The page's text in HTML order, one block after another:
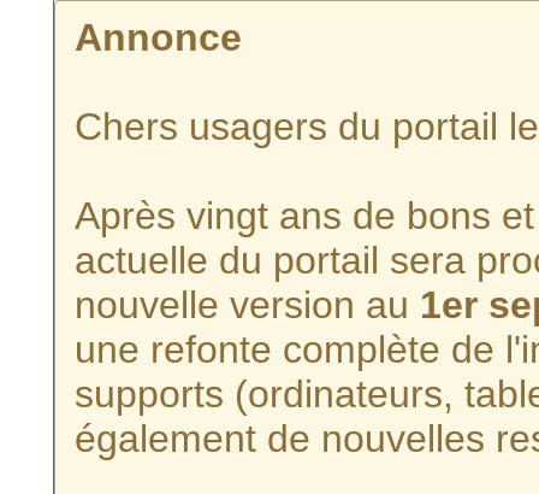
Annonce
Chers usagers du portail
Après vingt ans de bons
actuelle du portail sera
nouvelle version au 1er
une refonte complète de
supports (ordinateurs,
également de nouvelles